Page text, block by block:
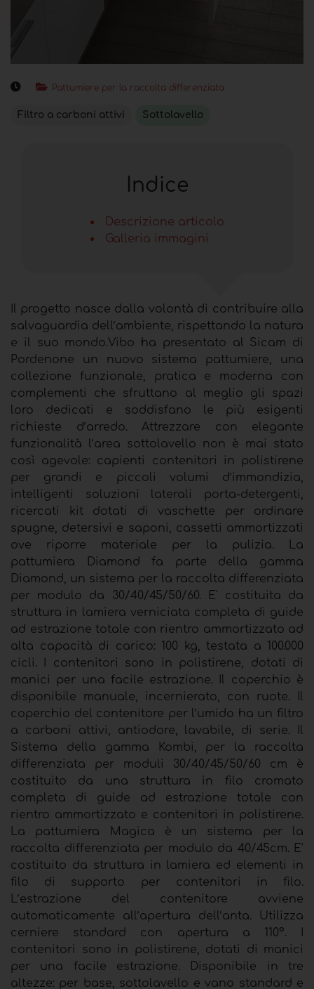
Pattumiere per la raccolta differenziata
Filtro a carboni attivi Sottolavello
Indice
Descrizione articolo
Galleria immagini
Il progetto nasce dalla volontà di contribuire alla
salvaguardia dell’ambiente, rispettando la natura
e il suo mondo.Vibo ha presentato al Sicam di
Pordenone un nuovo sistema pattumiere, una
collezione funzionale, pratica e moderna con
complementi che sfruttano al meglio gli spazi
loro dedicati e soddisfano le più esigenti
richieste d’arredo. Attrezzare con elegante
funzionalità l’area sottolavello non è mai stato
così agevole: capienti contenitori in polistirene
per grandi e piccoli volumi d’immondizia,
intelligenti soluzioni laterali porta-detergenti,
ricercati kit dotati di vaschette per ordinare
spugne, detersivi e saponi, cassetti ammortizzati
ove riporre materiale per la pulizia. La
pattumiera Diamond fa parte della gamma
Diamond, un sistema per la raccolta differenziata
per modulo da 30/40/45/50/60. E' costituita da
struttura in lamiera verniciata completa di guide
ad estrazione totale con rientro ammortizzato ad
alta capacità di carico: 100 kg, testata a 100.000
cicli. I contenitori sono in polistirene, dotati di
manici per una facile estrazione. Il coperchio è
disponibile manuale, incernierato, con ruote. Il
coperchio del contenitore per l’umido ha un filtro
a carboni attivi, antiodore, lavabile, di serie. Il
Sistema della gamma Kombi, per la raccolta
differenziata per moduli 30/40/45/50/60 cm è
costituito da una struttura in filo cromato
completa di guide ad estrazione totale con
rientro ammortizzato e contenitori in polistirene.
La pattumiera Magica è un sistema per la
raccolta differenziata per modulo da 40/45cm. E'
costituito da struttura in lamiera ed elementi in
filo di supporto per contenitori in filo.
L’estrazione del contenitore avviene
automaticamente all’apertura dell’anta. Utilizza
cerniere standard con apertura a 110°. I
contenitori sono in polistirene, dotati di manici
per una facile estrazione. Disponibile in tre
altezze: per base, sottolavello e vano standard e